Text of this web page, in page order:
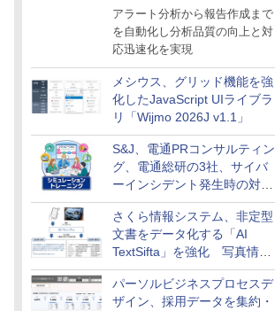
導入
アラート分析から報告作成まで
を自動化し分析品質の向上と対
応迅速化を実現
メシウス、グリッド機能を強
化したJavaScript UIライブラ
リ「Wijmo 2026J v1.1」
S&J、電通PRコンサルティン
グ、電通総研の3社、サイバ
ーインシデント発生時の対応
と危機管理広報を一体的に訓
練するプログラムを提供
さくら情報システム、非定型
文書をデータ化する「AI
TextSifta」を強化 写真情報
のデータ化などに対応
パーソルビジネスプロセスデ
ザイン、採用データを集約・